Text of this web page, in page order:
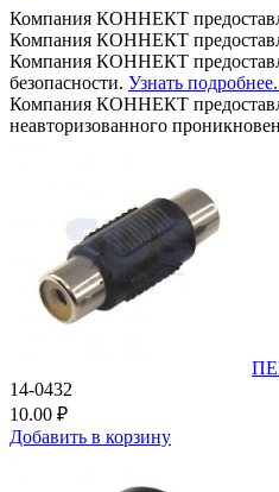
Компания КОННЕКТ
Компания КОННЕКТ
Компания КОННЕКТ
безопасности. Узнать
Компания КОННЕКТ
неавторизованного
14-0432
10.00 ₽
Добавить в корзину